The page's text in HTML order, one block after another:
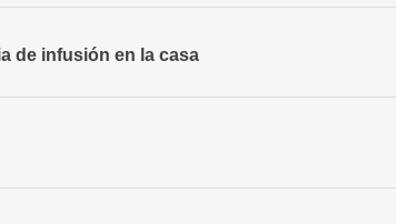
de infusión en la casa